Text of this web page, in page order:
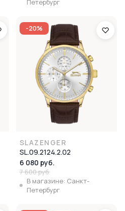
Петербург
-20%
SLAZENGER
SL.09.2124.2.02
6 080 руб.
7 600 руб.
В магазине: Санкт-
Петербург